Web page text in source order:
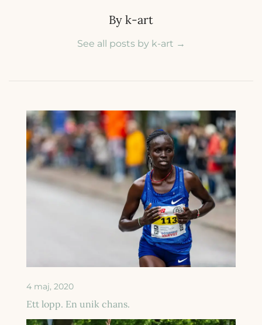
By k-art
See all posts by k-art →
4 maj, 2020
Ett lopp. En unik chans.